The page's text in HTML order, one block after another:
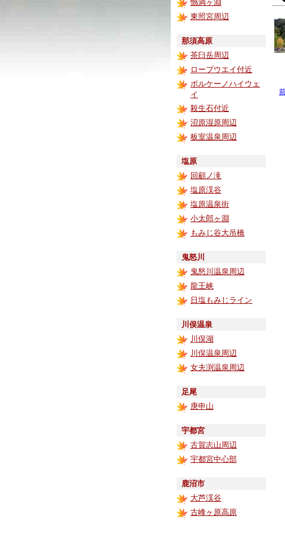
憾満ヶ淵
東照宮周辺
那須高原
茶臼岳周辺
ロープウエイ付近
ボルケーノハイウェ
イ
殺生石付近
沼原湿原周辺
板室温泉周辺
塩原
回顧ノ滝
塩原渓谷
塩原温泉街
小太郎ヶ淵
もみじ谷大吊橋
鬼怒川
鬼怒川温泉周辺
龍王峡
日塩もみじライン
川俣温泉
川俣湖
川俣温泉周辺
女夫渕温泉周辺
足尾
庚申山
宇都宮
古賀志山周辺
宇都宮中心部
鹿沼市
大芦渓谷
古峰ヶ原高原